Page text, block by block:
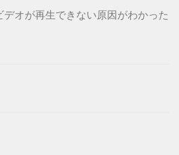
デオが再生できない原因がわかった